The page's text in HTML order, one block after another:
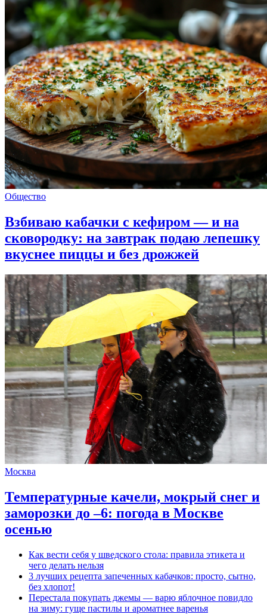
Общество
Взбиваю кабачки с кефиром — и на
сковородку: на завтрак подаю лепешку
вкуснее пиццы и без дрожжей
Москва
Температурные качели, мокрый снег и
заморозки до –6: погода в Москве
осенью
Как вести себя у шведского стола: правила этикета и
чего делать нельзя
3 лучших рецепта запеченных кабачков: просто, сытно,
без хлопот!
Перестала покупать джемы — варю яблочное повидло
на зиму: гуще пастилы и ароматнее варенья